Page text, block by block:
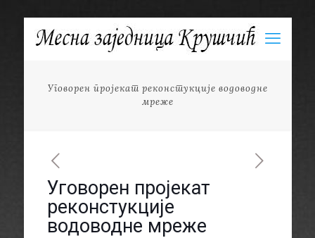
Уговорен пројекат реконстукције водоводне
мреже
Уговорен пројекат
реконстукције
водоводне мреже